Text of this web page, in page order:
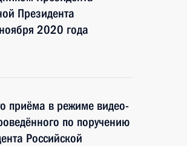
Президента
2020 года
приёма в режиме видео-
по поручению
Российской